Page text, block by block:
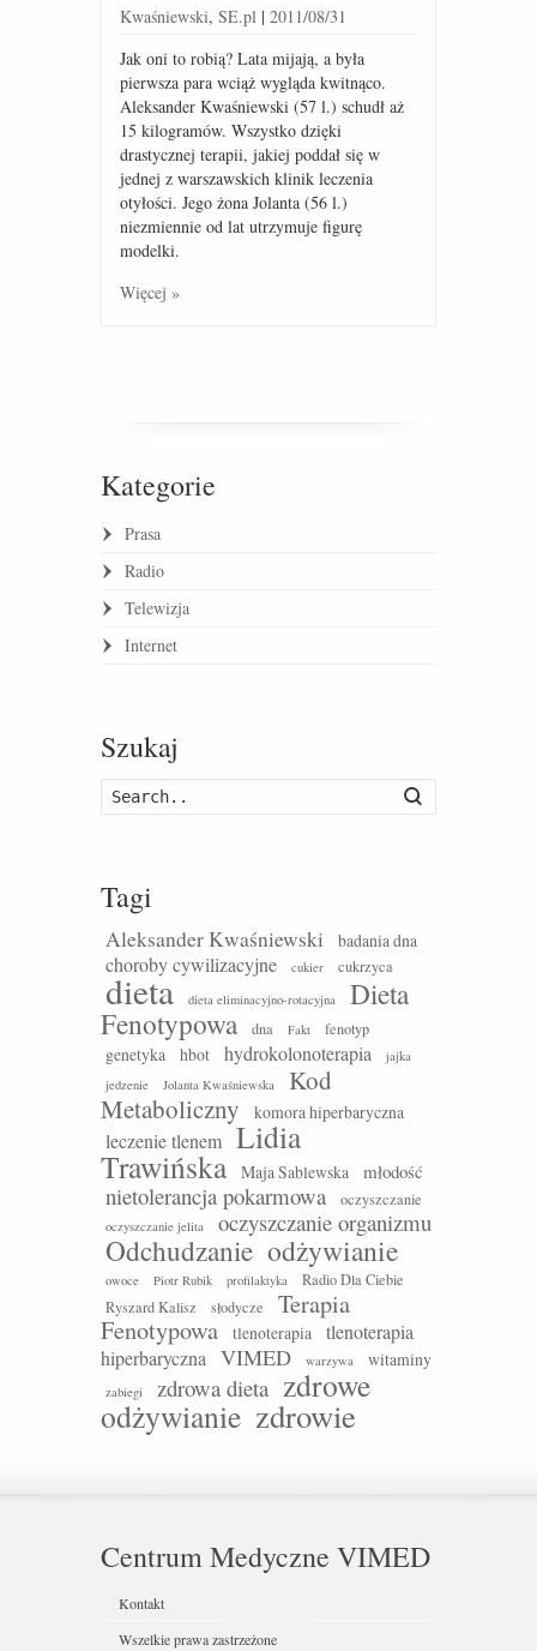
Kwaśniewski, SE.pl | 2011/08/31
Jak oni to robią? Lata mijają, a była
pierwsza para wciąż wygląda kwitnąco.
Aleksander Kwaśniewski (57 l.) schudł aż
15 kilogramów. Wszystko dzięki
drastycznej terapii, jakiej poddał się w
jednej z warszawskich klinik leczenia
otyłości. Jego żona Jolanta (56 l.)
niezmiennie od lat utrzymuje figurę
modelki.
Więcej »
Kategorie
Prasa
Radio
Telewizja
Internet
Szukaj
Tagi
Aleksander Kwaśniewski badania dna
choroby cywilizacyjne cukier cukrzyca
dieta dieta eliminacyjno-rotacyjna Dieta
Fenotypowa dna Fakt fenotyp
genetyka hbot hydrokolonoterapia
jajka
jedzenie
Jolanta Kwaśniewska
Kod
Metaboliczny
komora hiperbaryczna
leczenie tlenem Lidia
Trawińska Maja Sablewska młodość
nietolerancja pokarmowa oczyszczanie
oczyszczanie jelita oczyszczanie organizmu
Odchudzanie odżywianie
owoce Piotr Rubik profilaktyka
Radio Dla Ciebie
Ryszard Kalisz
słodycze
Terapia
Fenotypowa
tlenoterapia
tlenoterapia
hiperbaryczna
VIMED warzywa witaminy
zabiegi zdrowa dieta zdrowe
odżywianie zdrowie
Centrum Medyczne VIMED
Kontakt
Wszelkie prawa zastrzeżone